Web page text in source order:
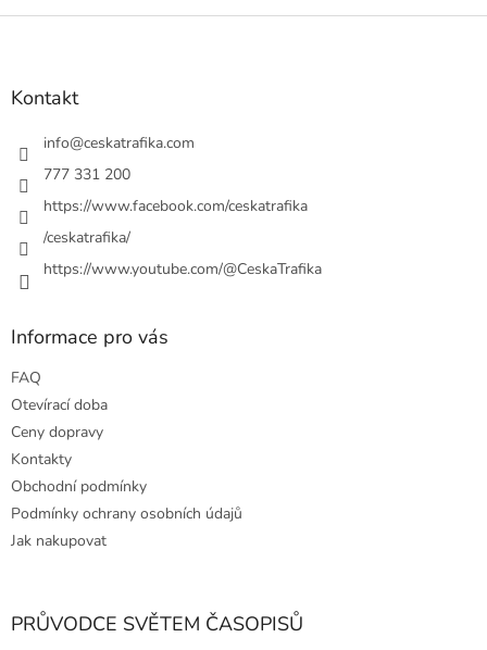
Z
Kontakt
info@ceskatrafika.com
777 331 200
https://www.facebook.com/ceskatrafika
/ceskatrafika/
https://www.youtube.com/@CeskaTrafika
Informace pro vás
FAQ
Otevírací doba
Ceny dopravy
Kontakty
Obchodní podmínky
Podmínky ochrany osobních údajů
Jak nakupovat
PRŮVODCE SVĚTEM ČASOPISŮ